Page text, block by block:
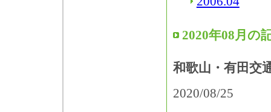
2020年08月の
和歌山・有田交
2020/08/25